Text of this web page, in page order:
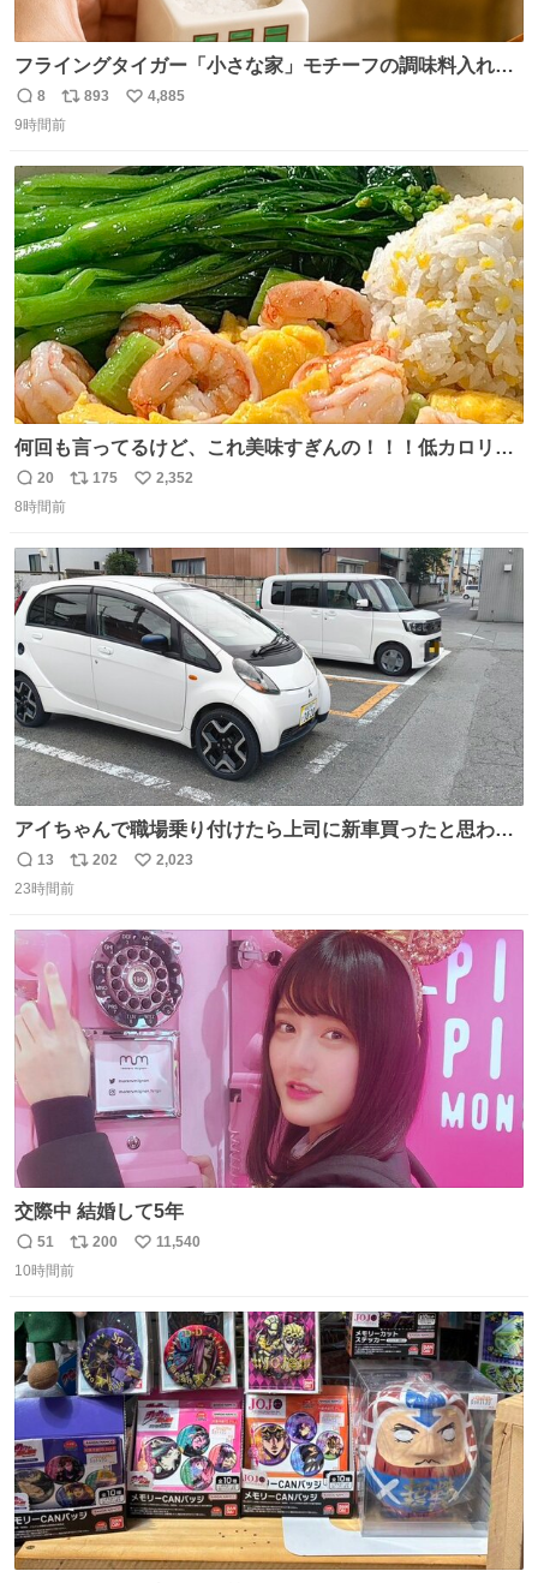
フライングタイガー「小さな家」モチーフの調味料入れ、
並べれば“デンマークの街並み”に ピンク・グリーン・テラ
コッタの全9種 - fashion-press.net/news/149552
返
信
8
リ
ポ
ト
数
893
い
数
4,885
9時間前
何回も言ってるけど、これ美味すぎんの！！！低カロリー
で満足感エグいから一生食べてる😭
返
信
20
リ
ト
数
175
い
数
2,352
8時間前
アイちゃんで職場乗り付けたら上司に新車買ったと思われ
たの嬉しすぎる。 20年落ちの車もやりようによっては新車
っぽく見えるってことよ。 令和の車の横に並べても違和感
返
信
13
リ
ポ
数
202
い
数
2,023
23時間前
交際中 結婚して5年
返
信
51
リ
ポ
ト
数
200
い
数
11,540
10時間前